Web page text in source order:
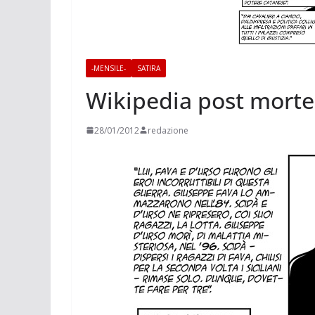
-MENSILE- SATIRA
Wikipedia post
28/01/2012 redazione